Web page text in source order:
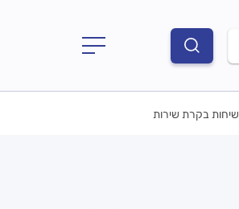
שיחות בקרת שירות